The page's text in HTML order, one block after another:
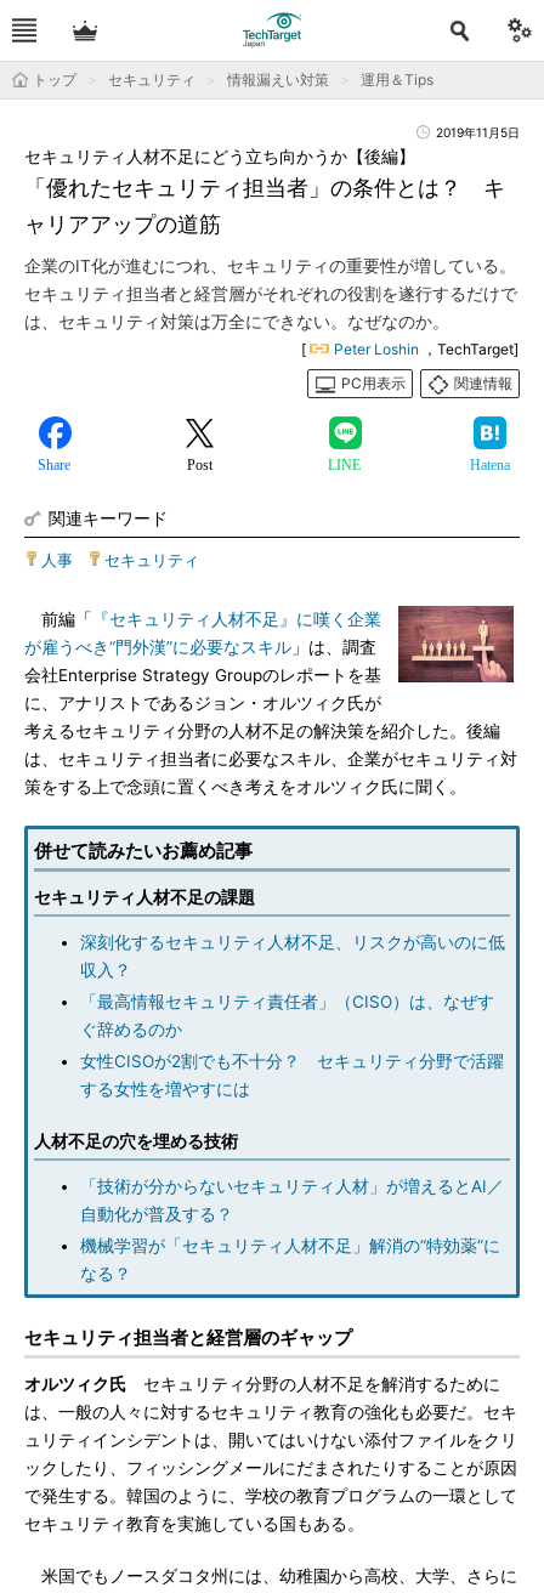
トップ セキュリティ 情報漏えい対策 運用＆Tips
2019年11月5日
「優れたセキュリティ担当者」の条件とは？ キ
ャリアアップの道筋
セキュリティ人材不足にどう立ち向かうか【後編】
企業のIT化が進むにつれ、セキュリティの重要性が増している。
セキュリティ担当者と経営層がそれぞれの役割を遂行するだけで
は、セキュリティ対策は万全にできない。なぜなのか。
[ Peter Loshin ，TechTarget]
PC用表示
関連情報
Share Post LINE Hatena
関連キーワード
人事 セキュリティ
前編「
『セキュリティ人材不足』に嘆く企業
が雇うべき“門外漢”に必要なスキル 」は、調査
会社Enterprise Strategy Groupのレポートを基
に、アナリストであるジョン・オルツィク氏が
考えるセキュリティ分野の人材不足の解決策を紹介した。後編
は、セキュリティ担当者に必要なスキル、企業がセキュリティ対
策をする上で念頭に置くべき考えをオルツィク氏に聞く。
併せて読みたいお薦め記事
セキュリティ人材不足の課題
深刻化するセキュリティ人材不足、リスクが高いのに低
収入？
「最高情報セキュリティ責任者」（CISO）は、なぜす
ぐ辞めるのか
女性CISOが2割でも不十分？ セキュリティ分野で活躍
する女性を増やすには
人材不足の穴を埋める技術
「技術が分からないセキュリティ人材」が増えるとAI／
自動化が普及する？
機械学習が「セキュリティ人材不足」解消の“特効薬”に
なる？
セキュリティ担当者と経営層のギャップ
オルツィク氏 セキュリティ分野の人材不足を解消するために
は、一般の人々に対するセキュリティ教育の強化も必要だ。セキ
ュリティインシデントは、開いてはいけない添付ファイルをクリ
ックしたり、フィッシングメールにだまされたりすることが原因
で発生する。韓国のように、学校の教育プログラムの一環として
セキュリティ教育を実施している国もある。
米国でもノースダコタ州には、幼稚園から高校、大学、さらに